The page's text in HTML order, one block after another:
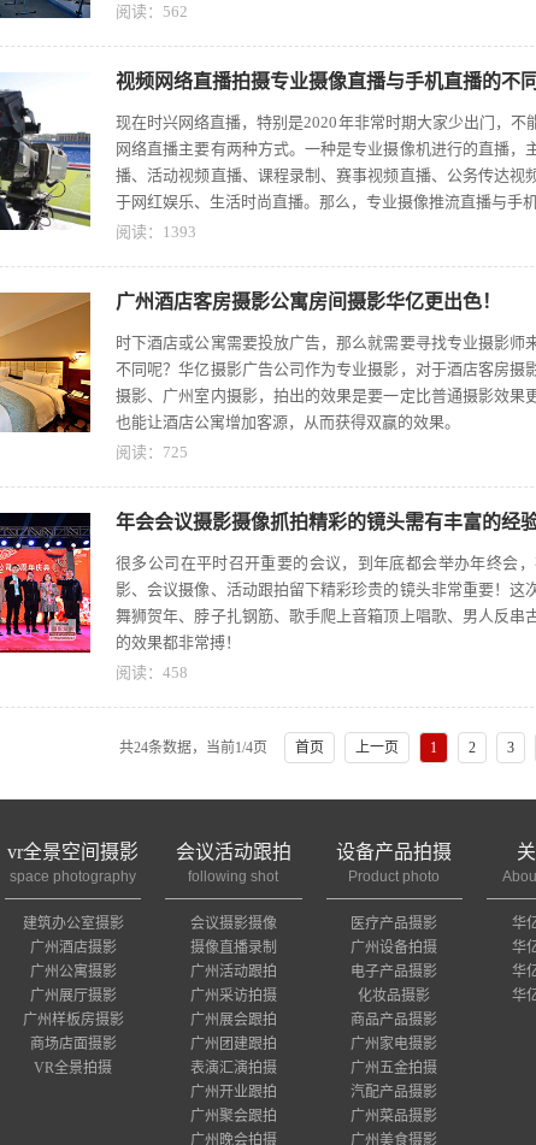
阅读： 562
视频网络直播拍摄专业摄像直播与手机直播的不同
现在时兴网络直播，特别是2020年非常时期大家少出门，不
网络直播主要有两种方式。一种是专业摄像机进行的直播，
播、活动视频直播、课程录制、赛事视频直播、公务传达视
于网红娱乐、生活时尚直播。那么，专业摄像推流直播与手
阅读： 1393
广州酒店客房摄影公寓房间摄影华亿更出色！
时下酒店或公寓需要投放广告，那么就需要寻找专业摄影师
不同呢？华亿摄影广告公司作为专业摄影，对于酒店客房摄
摄影、广州室内摄影，拍出的效果是要一定比普通摄影效果
也能让酒店公寓增加客源，从而获得双赢的效果。
阅读： 725
年会会议摄影摄像抓拍精彩的镜头需有丰富的经
很多公司在平时召开重要的会议，到年底都会举办年终会
影、会议摄像、活动跟拍留下精彩珍贵的镜头非常重要！这
舞狮贺年、脖子扎钢筋、歌手爬上音箱顶上唱歌、男人反串
的效果都非常搏！
阅读： 458
共24条数据，当前1/4页 首页 上一页 1 2 3
vr全景空间摄影
space photography
建筑办公室摄影
广州酒店摄影
广州公寓摄影
广州展厅摄影
广州样板房摄影
商场店面摄影
VR全景拍摄
会议活动跟拍
following shot
会议摄影摄像
摄像直播录制
广州活动跟拍
广州采访拍摄
广州展会跟拍
广州团建跟拍
表演汇演拍摄
广州开业跟拍
广州聚会跟拍
广州晚会拍摄
设备产品拍摄
Product photo
医疗产品摄影
广州设备拍摄
电子产品摄影
化妆品摄影
商品产品摄影
广州家电摄影
广州五金拍摄
汽配产品摄影
广州菜品摄影
广州美食摄影
华
华
华
华